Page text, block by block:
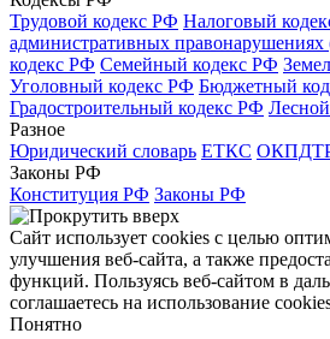
Трудовой кодекс РФ Налоговый
административных
кодекс РФ Семейный кодекс РФ
Уголовный кодекс РФ Бюджетный
Градостроительный кодекс РФ
Разное
Юридический словарь ЕТКС
Законы РФ
Конституция РФ Законы РФ
Сайт использует cookies с целью
улучшения веб-сайта, а также
функций. Пользуясь веб-сайтом в
соглашаетесь на использование
Понятно